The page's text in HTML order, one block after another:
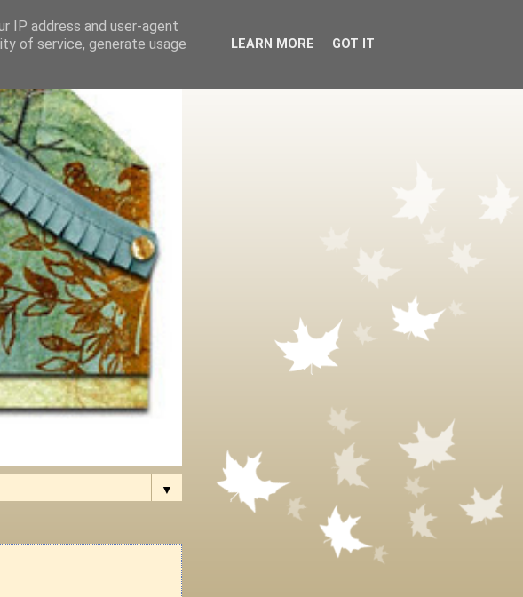
▼
IP address and user-agent
of service, generate usage
LEARN MORE GOT IT